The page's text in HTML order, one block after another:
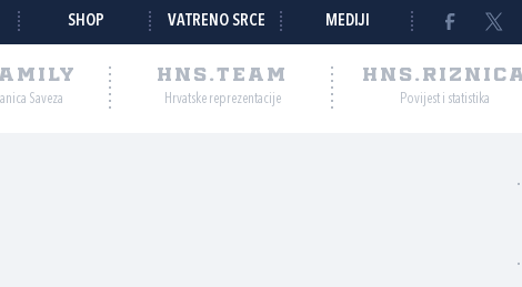
SHOP VATRENO SRCE MEDIJI
Saveza
HNS.TEAM
Hrvatske reprezentacije Povijest i statistika